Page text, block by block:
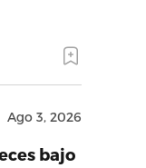
Ago 3, 2026
bajo